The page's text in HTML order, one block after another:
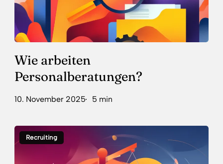
Wie arbeiten
Personalberatungen?
10. November 2025 5 min
Salary
Benchmarking
Recruiting